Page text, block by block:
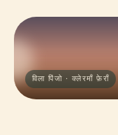
विला पिंजो · क्लेरमाँ फ़ेराँ